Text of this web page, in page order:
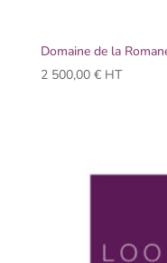
Domaine de la
2 500,00 € HT